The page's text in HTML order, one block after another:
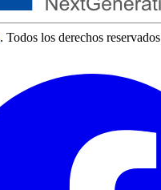
. Todos los derechos reservados